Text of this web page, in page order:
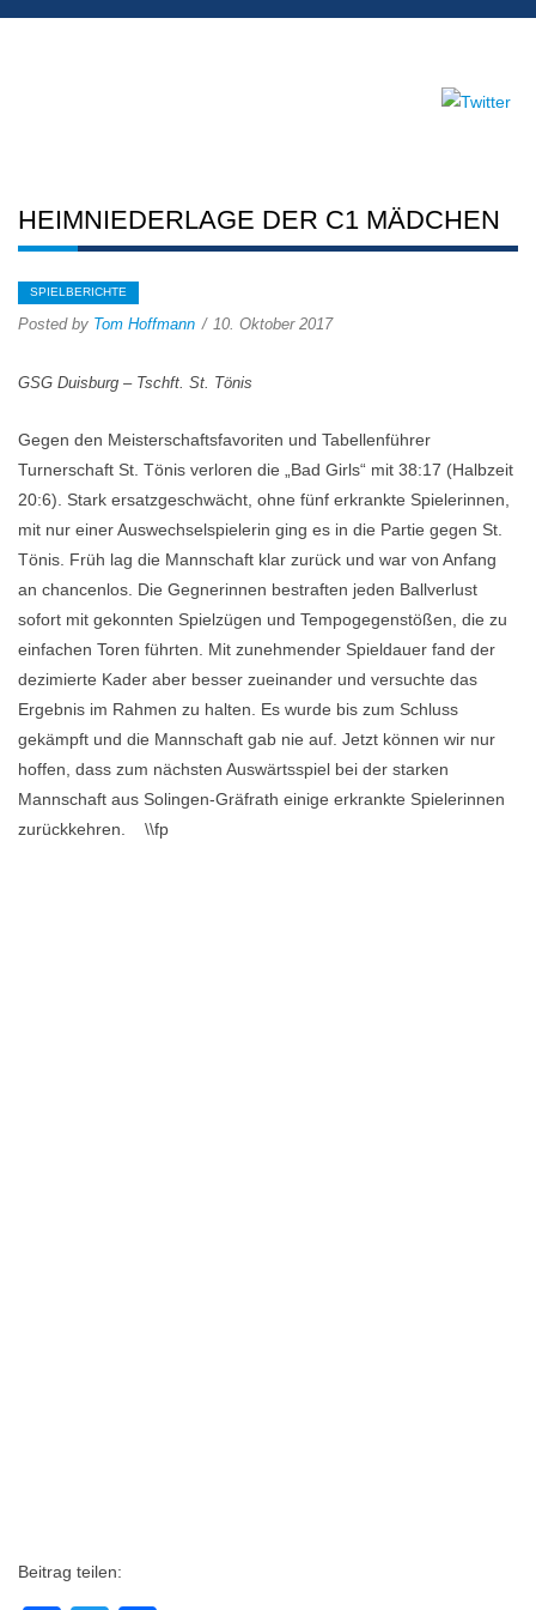
HEIMNIEDERLAGE DER C1 MÄDCHEN
SPIELBERICHTE
Posted by Tom Hoffmann 10. Oktober 2017
GSG Duisburg – Tschft. St. Tönis
Gegen den Meisterschaftsfavoriten und Tabellenführer
Turnerschaft St. Tönis verloren die „Bad Girls“ mit 38:17 (Halbzeit
20:6). Stark ersatzgeschwächt, ohne fünf erkrankte Spielerinnen,
mit nur einer Auswechselspielerin ging es in die Partie gegen St.
Tönis. Früh lag die Mannschaft klar zurück und war von Anfang
an chancenlos. Die Gegnerinnen bestraften jeden Ballverlust
sofort mit gekonnten Spielzügen und Tempogegenstößen, die zu
einfachen Toren führten. Mit zunehmender Spieldauer fand der
dezimierte Kader aber besser zueinander und versuchte das
Ergebnis im Rahmen zu halten. Es wurde bis zum Schluss
gekämpft und die Mannschaft gab nie auf. Jetzt können wir nur
hoffen, dass zum nächsten Auswärtsspiel bei der starken
Mannschaft aus Solingen-Gräfrath einige erkrankte Spielerinnen
zurückkehren. \\fp
Beitrag teilen: